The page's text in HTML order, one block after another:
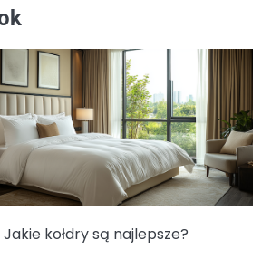
Jakie kołdry są najlepsze?